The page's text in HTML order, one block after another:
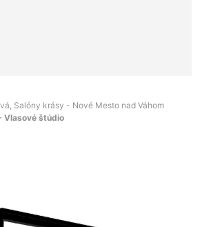
Salóny krásy - Nové Mesto nad Váhom
Vlasové štúdio